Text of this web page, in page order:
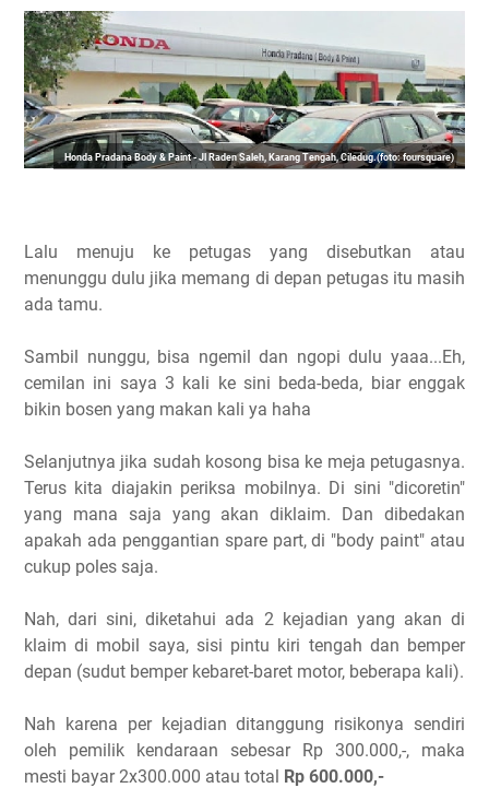
Honda Pradana Body & Paint - Jl Raden Saleh, Karang Tengah, Ciledug.(foto: foursquare)
Lalu menuju ke petugas yang disebutkan atau
menunggu dulu jika memang di depan petugas itu masih
ada tamu.
Sambil nunggu, bisa ngemil dan ngopi dulu yaaa...Eh,
cemilan ini saya 3 kali ke sini beda-beda, biar enggak
bikin bosen yang makan kali ya haha
Selanjutnya jika sudah kosong bisa ke meja petugasnya.
Terus kita diajakin periksa mobilnya. Di sini "dicoretin"
yang mana saja yang akan diklaim. Dan dibedakan
apakah ada penggantian spare part, di "body paint" atau
cukup poles saja.
Nah, dari sini, diketahui ada 2 kejadian yang akan di
klaim di mobil saya, sisi pintu kiri tengah dan bemper
depan (sudut bemper kebaret-baret motor, beberapa kali).
Nah karena per kejadian ditanggung risikonya sendiri
oleh pemilik kendaraan sebesar Rp 300.000,-, maka
mesti bayar 2x300.000 atau total Rp 600.000,-